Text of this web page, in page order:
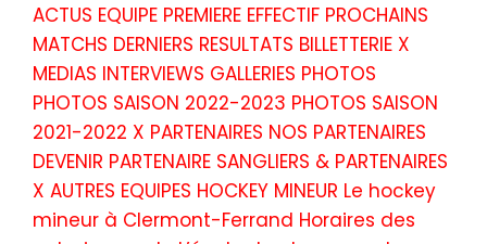
ACTUS EQUIPE PREMIERE EFFECTIF PROCHAINS
MATCHS DERNIERS RESULTATS BILLETTERIE X
MEDIAS INTERVIEWS GALLERIES PHOTOS
PHOTOS SAISON 2022-2023 PHOTOS SAISON
2021-2022 X PARTENAIRES NOS PARTENAIRES
DEVENIR PARTENAIRE SANGLIERS & PARTENAIRES
X AUTRES EQUIPES HOCKEY MINEUR Le hockey
mineur à Clermont-Ferrand Horaires des